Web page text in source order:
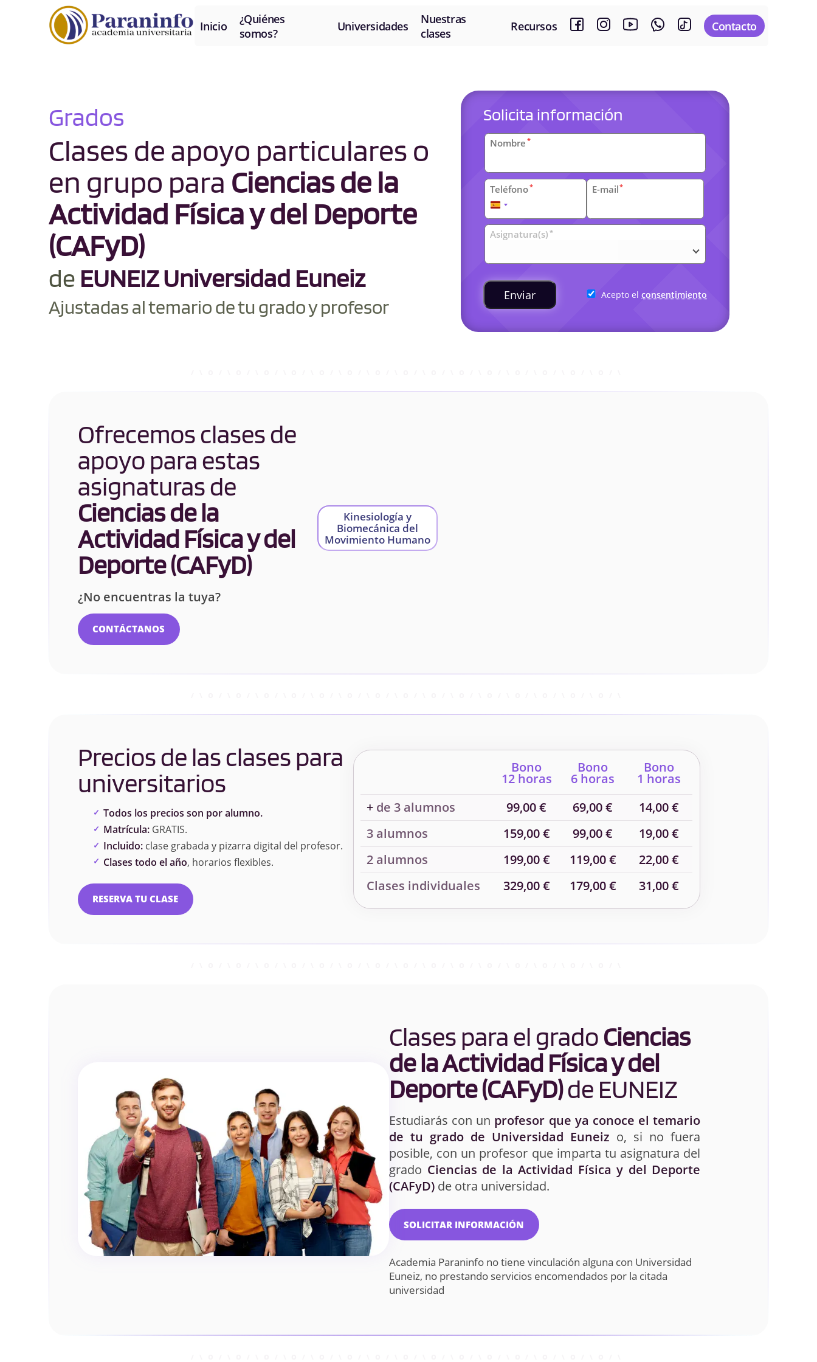
Inicio
¿Quiénes
somos?
Universidades
Nuestras
clases
Recursos Contacto
Grados
Clases de apoyo particulares o
en grupo para Ciencias de la
Actividad Física y del Deporte
(CAFyD)
de EUNEIZ Universidad Euneiz
Ajustadas al temario de tu grado y profesor
Solicita información
Datos
Nombre *
Teléfono*
España
+34
E-mail*
Clases
Asignatura(s) *
Enviar Acepto elconsentimiento
Ofrecemos clases de
apoyo para estas
asignaturas de
Ciencias de la
Actividad Física y del
Deporte (CAFyD)
¿No encuentras la tuya?
CONTÁCTANOS
Kinesiología y
Biomecánica del
Movimiento Humano
Precios de las clases para
universitarios
Todos los precios son por alumno.
Matrícula: GRATIS.
Incluido: clase grabada y pizarra digital del profesor.
Clases todo el año, horarios flexibles.
RESERVA TU CLASE
Bono
12 horas
Bono
6 horas
Bono
1 horas
+de 3 alumnos 99,00 € 69,00 €
14,00 €
3 alumnos
159,00 € 99,00 €
19,00 €
2 alumnos
199,00 € 119,00 €
22,00 €
Clases individuales
329,00 € 179,00 € 31,00 €
Clases para el gradoCiencias
de la Actividad Física y del
Deporte (CAFyD)de EUNEIZ
Estudiarás con un profesor que ya conoce el temario
de tu grado de Universidad Euneiz o, si no fuera
posible, con un profesor que imparta tu asignatura del
grado Ciencias de la Actividad Física y del Deporte
(CAFyD) de otra universidad.
SOLICITAR INFORMACIÓN
Academia Paraninfo no tiene vinculación alguna con Universidad
Euneiz, no prestando servicios encomendados por la citada
universidad